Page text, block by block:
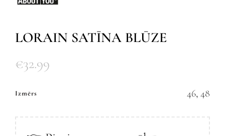
LORAIN SATĪNA BLŪZE
€32.99
Izmērs 46, 48